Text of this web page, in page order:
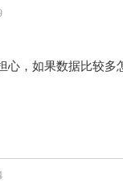
心，如果数据比较